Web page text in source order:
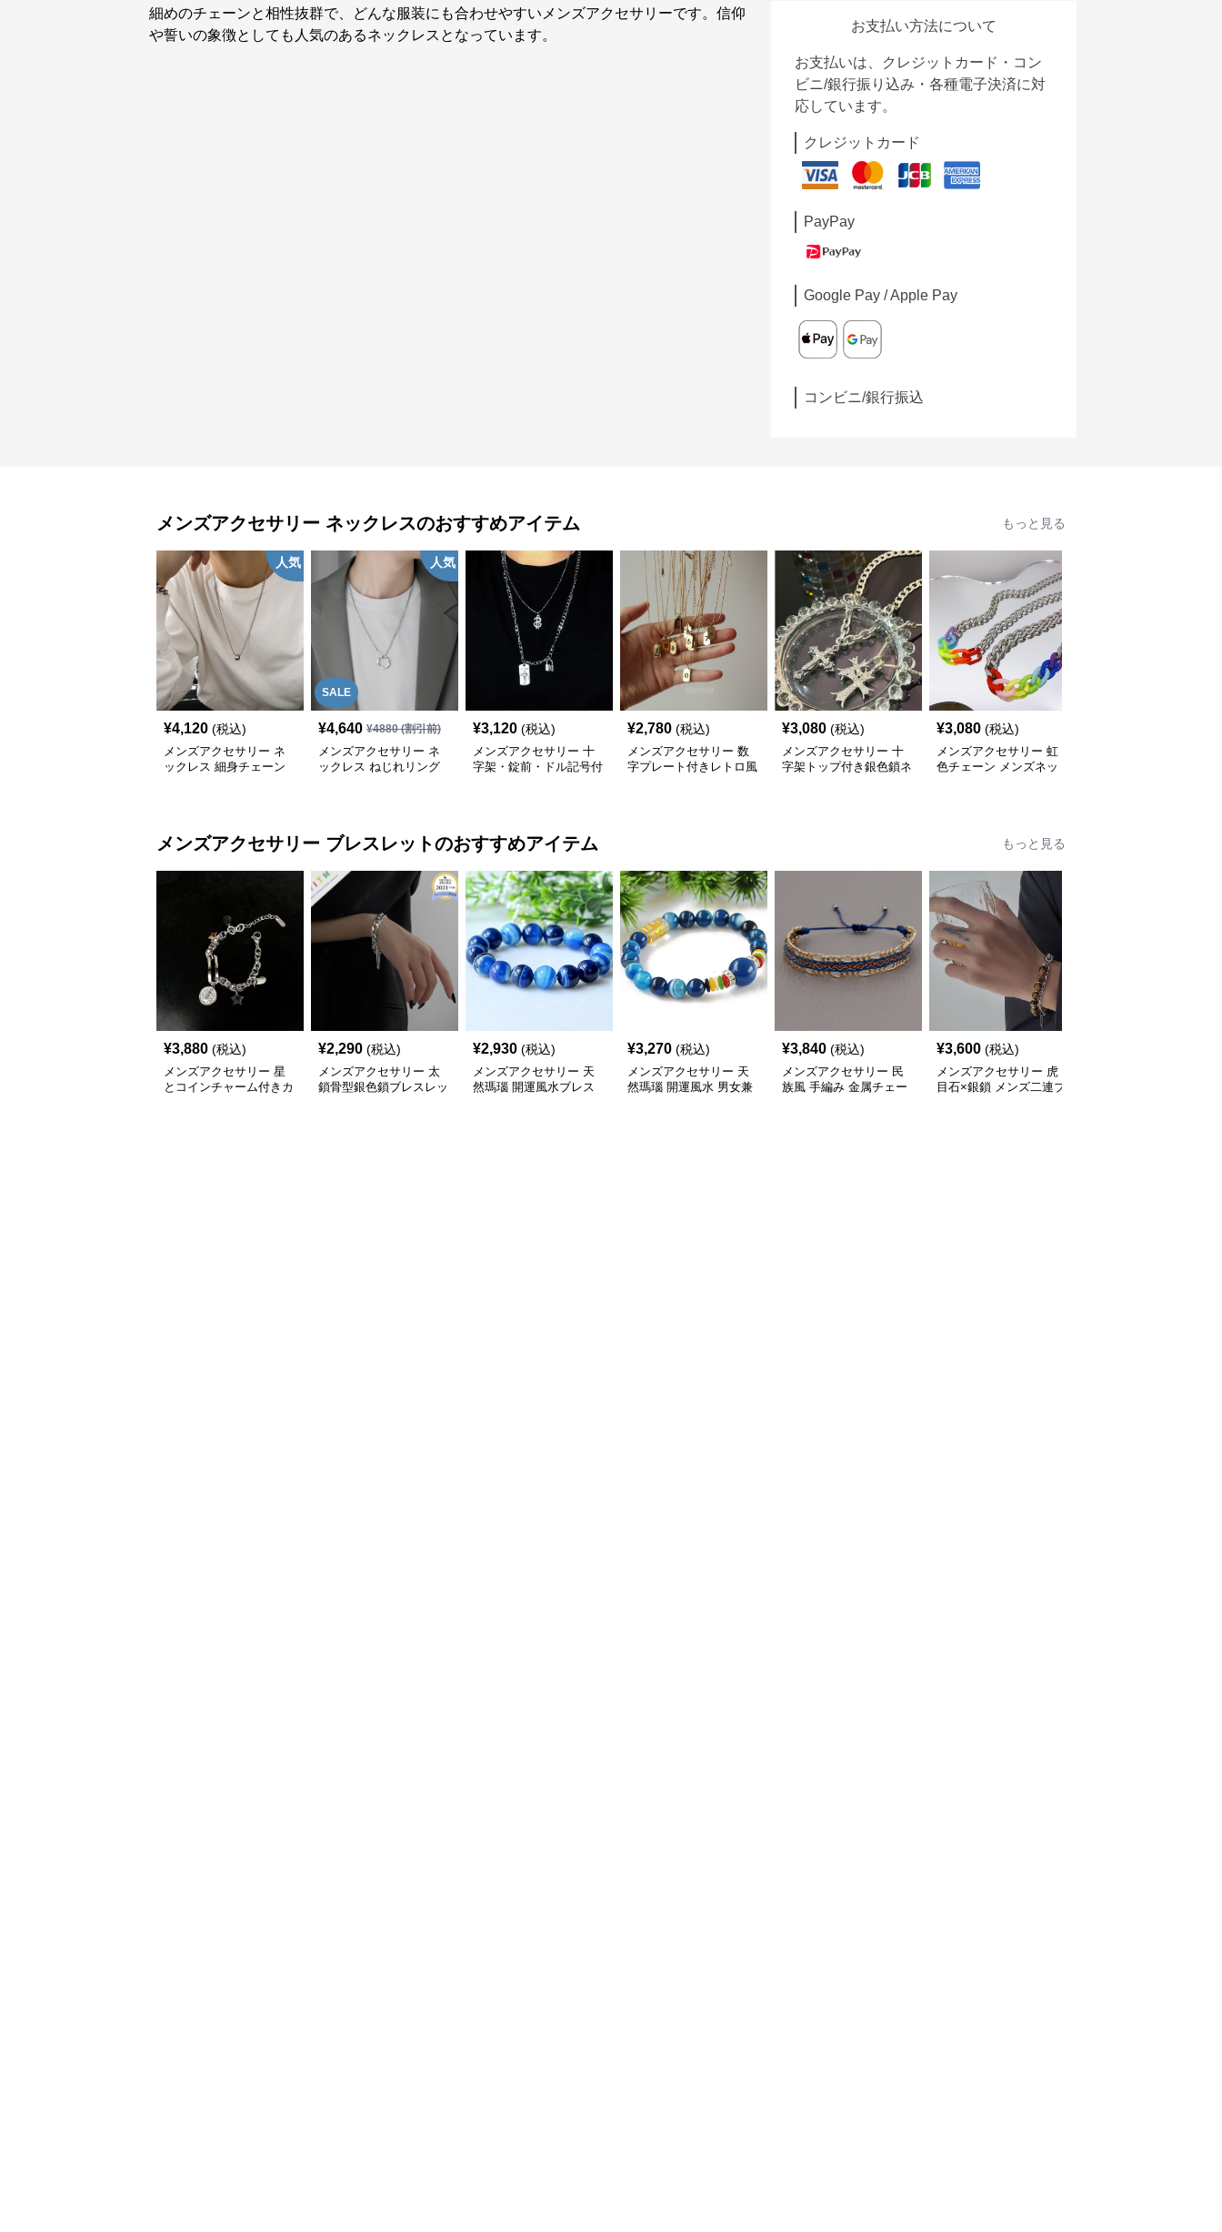
細めのチェーンと相性抜群で、どんな服装にも合わせやすいメンズアクセサリーです。信仰
や誓いの象徴としても人気のあるネックレスとなっています。
お支払い方法について
お支払いは、クレジットカード・コン
ビニ/銀行振り込み・各種電子決済に対
応しています。
クレジットカード
PayPay
Google Pay / Apple Pay
コンビニ/銀行振込
メンズアクセサリー ネックレスのおすすめアイテム もっと見る
人気
¥4,120 (税込)
メンズアクセサリー ネ
ックレス 細身チェーン
SALE
人気
¥4,640 ¥4880(割引前)
メンズアクセサリー ネ
ックレス ねじれリング
¥3,120 (税込)
メンズアクセサリー 十
字架・錠前・ドル記号付
¥2,780 (税込)
メンズアクセサリー 数
字プレート付きレトロ風
¥3,080 (税込)
メンズアクセサリー 十
字架トップ付き銀色鎖ネ
¥3,080 (税込)
メンズアクセサリー 虹
色チェーン メンズネッ
メンズアクセサリー ブレスレットのおすすめアイテム もっと見る
¥3,880 (税込)
メンズアクセサリー 星
とコインチャーム付きカ
¥2,290 (税込)
メンズアクセサリー 太
鎖骨型銀色鎖ブレスレッ
¥2,930 (税込)
メンズアクセサリー 天
然瑪瑙 開運風水ブレス
¥3,270 (税込)
メンズアクセサリー 天
然瑪瑙 開運風水 男女兼
¥3,840 (税込)
メンズアクセサリー 民
族風 手編み 金属チェー
¥3,600 (税込)
メンズアクセサリー 虎
目石×銀鎖 メンズ二連ブ